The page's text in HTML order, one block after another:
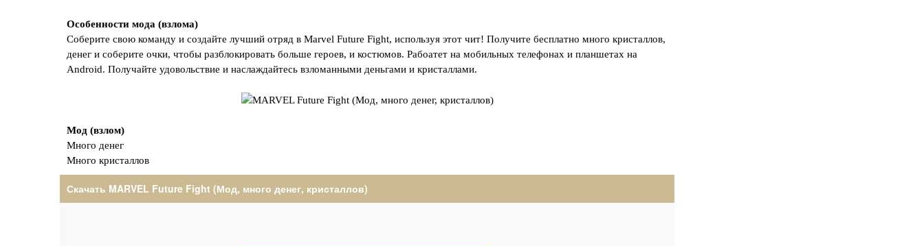
Особенности мода (взлома)
Соберите свою команду и создайте лучший отряд в Marvel Future Fight, используя этот чит! Получите бесплатно много кристаллов,
денег и соберите очки, чтобы разблокировать больше героев, и костюмов. Рабоатет на мобильных телефонах и планшетах на
Android. Получайте удовольствие и наслаждайтесь взломанными деньгами и кристаллами.
Мод (взлом)
Много денег
Много кристаллов
Скачать MARVEL Future Fight (Мод, много денег, кристаллов)